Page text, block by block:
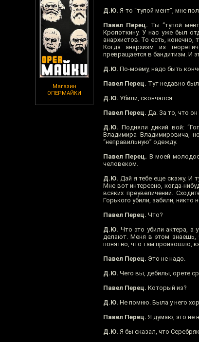
Магазин
ОПЕРМАЙКИ
Д.Ю. Я-то “тупой мент”, мне
Павел Перец. Ты “тупой
Кропоткину. У нас уже был
анархистов. То есть, конечно,
Когда анархизм из
превращается в бандитизм. И
Д.Ю. По-моему, надо быть
Павел Перец. Тут недавно
Д.Ю. Убили, скончался.
Павел Перец. Да. За то, что
Д.Ю. Подняли дикий вой:
Владимира Владимировича,
“неправильную” одежду.
Павел Перец. В моей
человеком.
Д.Ю. Дай я тебе еще скажу. И
Мне вот интересно, когда-
всяких преувеличений.
Горького убили, забили,
Павел Перец. Что?
Д.Ю. Что это убили актера, а
делают. Меня в этом знаешь,
понятно, что там произошло,
Павел Перец. Это не надо.
Д.Ю. Чего вы, дебилы, орете
Павел Перец. Который из?
Д.Ю. Не помню. Была у него
Павел Перец. Я думаю, это не
Д.Ю. Я бы сказал, что